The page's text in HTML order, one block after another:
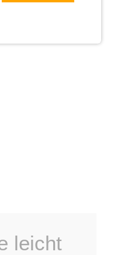
leicht